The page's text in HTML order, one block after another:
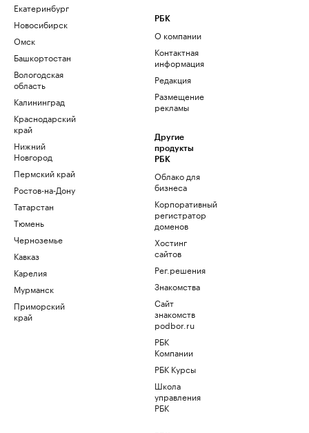
Екатеринбург
Новосибирск
Омск
Башкортостан
Вологодская
область
Калининград
Краснодарский
край
Нижний
Новгород
Пермский край
Ростов-на-Дону
Татарстан
Тюмень
Черноземье
Кавказ
Карелия
Мурманск
Приморский
край
РБК
О компании
Контактная
информация
Редакция
Размещение
рекламы
Другие
продукты
РБК
Облако для
бизнеса
Корпоративный
регистратор
доменов
Хостинг
сайтов
Рег.решения
Знакомства
Сайт
знакомств
podbor.ru
РБК
Компании
РБК Курсы
Школа
управления
РБК